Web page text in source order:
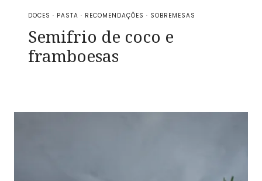
DOCES · PASTA · RECOMENDAÇÕES · SOBREMESAS
Semifrio de coco e
framboesas